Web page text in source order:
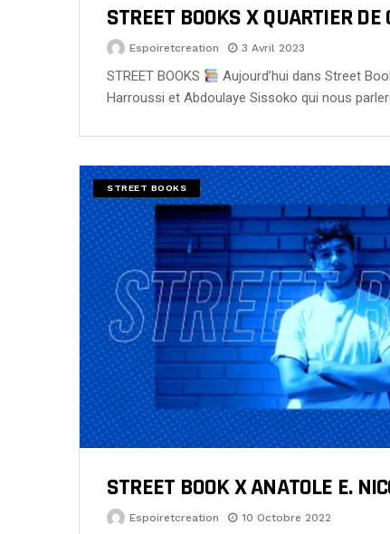
STREET BOOKS X QUARTIER DE
Espoiretcreation 3 Avril 2023
STREET BOOKS
Aujourd’hui dans Street
Harroussi et Abdoulaye Sissoko qui nous
STREET BOOKS
STREET BOOK X ANATOLE E.
Espoiretcreation 10 Octobre 2022